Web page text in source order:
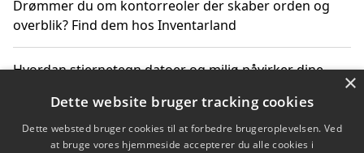
Drømmer du om kontorreoler der skaber orden og
overblik? Find dem hos Inventarland
Hvordan stjernetegn datoer og miljø påvirker dine
Bæredygtige gadgets til en grønnere hverdag
×
Dette website bruger tracking cookies
Dette websted bruger cookies til at forbedre brugeroplevelsen. Ved
at bruge vores hjemmeside accepterer du alle cookies i